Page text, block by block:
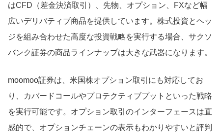
はCFD（差金決済取引）、先物、オプション、FXなど幅
広いデリバティブ商品を提供しています。株式投資とヘッ
ジを組み合わせた高度な投資戦略を実行する場合、サクソ
バンク証券の商品ラインナップは大きな武器になります。
moomoo証券は、米国株オプション取引にも対応してお
り、カバードコールやプロテクティブプットといった戦略
を実行可能です。オプション取引のインターフェースは直
感的で、オプションチェーンの表示もわかりやすいと評判